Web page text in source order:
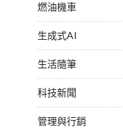
燃油機車
生成式AI
生活隨筆
科技新聞
管理與行銷